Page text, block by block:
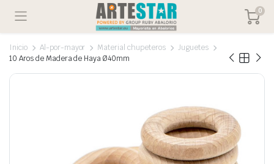
0
Inicio Al-por-mayor Material chupeteros
Juguetes
10 Aros de Madera de Haya Ø40mm